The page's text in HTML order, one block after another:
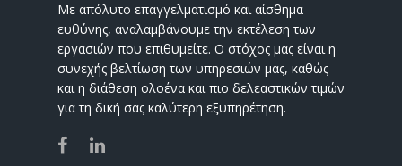
Με απόλυτο επαγγελματισμό και αίσθημα
ευθύνης, αναλαμβάνουμε την εκτέλεση των
εργασιών που επιθυμείτε. Ο στόχος μας είναι η
συνεχής βελτίωση των υπηρεσιών μας, καθώς
και η διάθεση ολοένα και πιο δελεαστικών τιμών
για τη δική σας καλύτερη εξυπηρέτηση.